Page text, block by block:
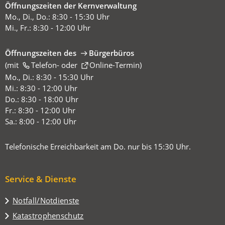
Öffnungszeiten der Kernverwaltung
Mo., Di., Do.: 8:30 - 15:30 Uhr
Mi., Fr.: 8:30 - 12:00 Uhr
Öffnungszeiten des
Bürgerbüros
(mit
Telefon-oder Online-Termin
(Öffnet
in
einem
neuen
Tab)
)
Mo., Di.: 8:30 - 15:30 Uhr
Mi.: 8:30 - 12:00 Uhr
Do.: 8:30 - 18:00 Uhr
Fr.: 8:30 - 12:00 Uhr
Sa.: 8:00 - 12:00 Uhr
Telefonische Erreichbarkeit am Do. nur bis 15:30 Uhr.
Service & Dienste
Notfall/Notdienste
Katastrophenschutz